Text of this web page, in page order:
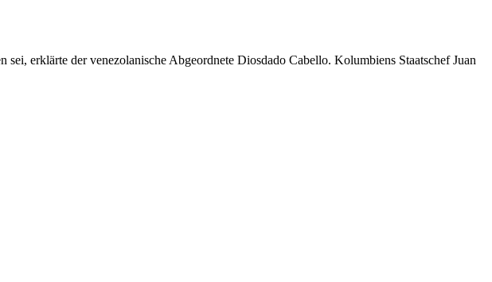
erklärte der venezolanische Abgeordnete Diosdado Cabello. Kolumbiens Staatschef Juan